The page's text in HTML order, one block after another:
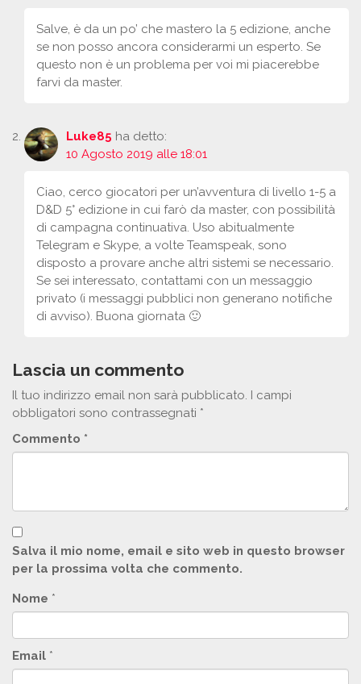
Salve, è da un po’ che mastero la 5 edizione, anche
se non posso ancora considerarmi un esperto. Se
questo non è un problema per voi mi piacerebbe
farvi da master.
Luke85 ha detto:
10 Agosto 2019 alle 18:01
Ciao, cerco giocatori per un’avventura di livello 1-5 a
D&D 5° edizione in cui farò da master, con possibilità
di campagna continuativa. Uso abitualmente
Telegram e Skype, a volte Teamspeak, sono
disposto a provare anche altri sistemi se necessario.
Se sei interessato, contattami con un messaggio
privato (i messaggi pubblici non generano notifiche
di avviso). Buona giornata 🙂
Lascia un commento
Il tuo indirizzo email non sarà pubblicato. I campi
obbligatori sono contrassegnati *
Commento *
Salva il mio nome, email e sito web in questo browser
per la prossima volta che commento.
Nome *
Email *